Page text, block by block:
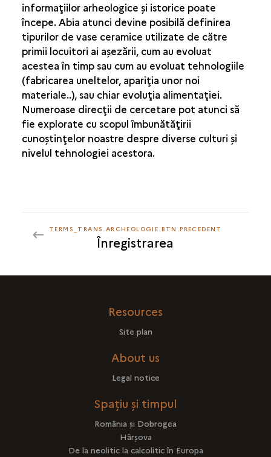
informaţiilor arheologice şi istorice poate
începe. Abia atunci devine posibilă definirea
tipurilor de vase ceramice utilizate de către
primii locuitori ai aşezării, cum au evoluat
acestea în timp sau cum au evoluat tehnologiile
(fabricarea uneltelor, apariţia unor noi
materiale..), sau chiar evoluţia alimentaţiei.
Numeroase direcţii de cercetare pot atunci să
fie explorate cu scopul îmbunătăţirii
cunoştinţelor noastre despre diverse culturi şi
nivelul tehnologiei acestora.
TERMS_TRANS.ARCHEOLOGIE.BTN.PRECEDENT
TERMS_TRANS.ARCHEOLOGIE.BTN.PRECEDENT
Înregistrarea
Resources
Site plan
About us
Legal notice
Spațiu și timpul
România şi Dobrogea
Hârşova
De la neolitic la calcolitic în Europa